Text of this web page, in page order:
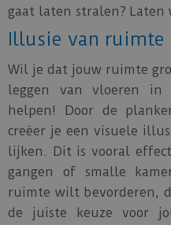
gaat laten stralen? Laten
Illusie van ruimte
Wil je dat jouw ruimte
leggen van vloeren
helpen! Door de
creëer je een visuele
lijken. Dit is vooral
gangen of smalle
ruimte wilt bevorderen,
de juiste keuze voor